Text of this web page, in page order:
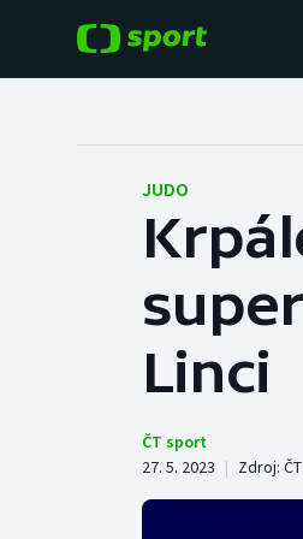
Hokej
Tenis
Atletika
JUDO
Linci
ČT sport
27. 5. 2023 | Zdroj: